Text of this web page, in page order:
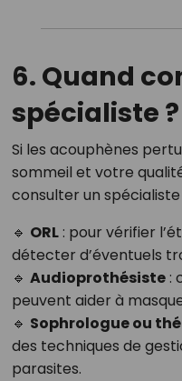
6. Quand
spécialiste ?
Si les acouphènes
sommeil et votre
consulter un spécialiste
🔹 ORL: pour vérifier
détecter d’éventuels
🔹 Audioprothésiste:
peuvent aider à
🔹 Sophrologue ou
des techniques de
parasites.